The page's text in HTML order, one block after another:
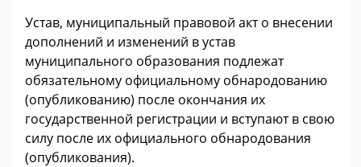
Устав, муниципальный правовой акт о внесении
дополнений и изменений в устав
муниципального образования подлежат
обязательному официальному обнародованию
(опубликованию) после окончания их
государственной регистрации и вступают в свою
силу после их официального обнародования
(опубликования).